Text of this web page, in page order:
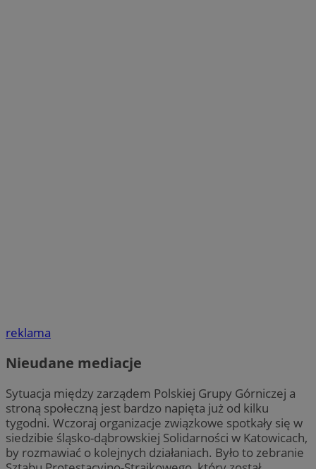
reklama
Nieudane mediacje
Sytuacja między zarządem Polskiej Grupy Górniczej a
stroną społeczną jest bardzo napięta już od kilku
tygodni. Wczoraj organizacje związkowe spotkały się w
siedzibie śląsko-dąbrowskiej Solidarności w Katowicach,
by rozmawiać o kolejnych działaniach. Było to zebranie